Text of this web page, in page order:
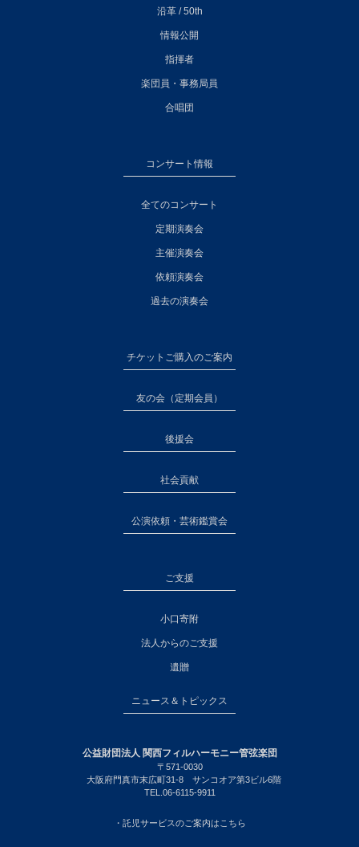
沿革 / 50th
情報公開
指揮者
楽団員・事務局員
合唱団
コンサート情報
全てのコンサート
定期演奏会
主催演奏会
依頼演奏会
過去の演奏会
チケットご購入のご案内
友の会（定期会員）
後援会
社会貢献
公演依頼・芸術鑑賞会
ご支援
小口寄附
法人からのご支援
遺贈
ニュース＆トピックス
公益財団法人 関西フィルハーモニー管弦楽団
〒571-0030
大阪府門真市末広町31-8 サンコオア第3ビル6階
TEL.06-6115-9911
・託児サービスのご案内はこちら